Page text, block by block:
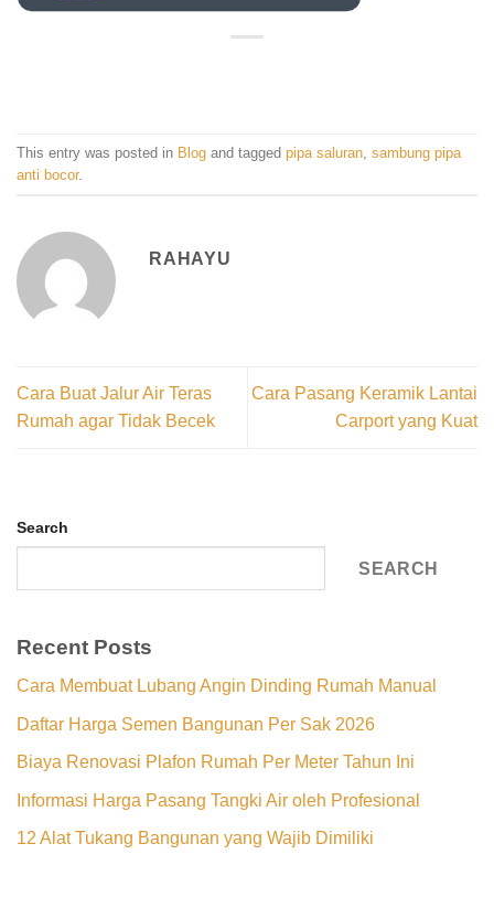
This entry was posted in Blog and tagged pipa saluran sambung pipa
anti bocor.
RAHAYU
Cara Buat Jalur Air Teras
Rumah agar Tidak Becek
Cara Pasang Keramik Lantai
Carport yang Kuat
Search
SEARCH
Recent Posts
Cara Membuat Lubang Angin Dinding Rumah Manual
Daftar Harga Semen Bangunan Per Sak 2026
Biaya Renovasi Plafon Rumah Per Meter Tahun Ini
Informasi Harga Pasang Tangki Air oleh Profesional
12 Alat Tukang Bangunan yang Wajib Dimiliki